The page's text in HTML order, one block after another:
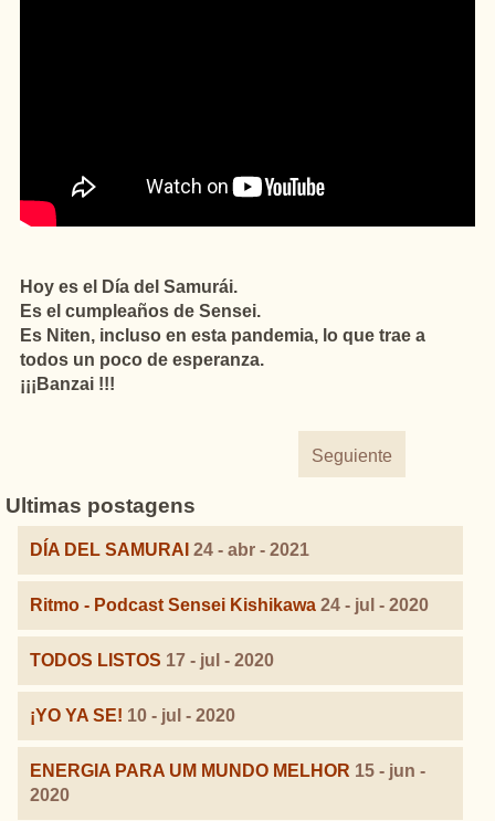
Hoy es el Día del Samurái.
Es el cumpleaños de Sensei.
Es Niten, incluso en esta pandemia, lo que trae a
todos un poco de esperanza.
¡¡¡Banzai !!!
Seguiente
Ultimas postagens
DÍA DEL SAMURAI 24 - abr - 2021
Ritmo - Podcast Sensei Kishikawa 24 - jul - 2020
TODOS LISTOS 17 - jul - 2020
¡YO YA SE! 10 - jul - 2020
ENERGIA PARA UM MUNDO MELHOR 15 - jun -
2020